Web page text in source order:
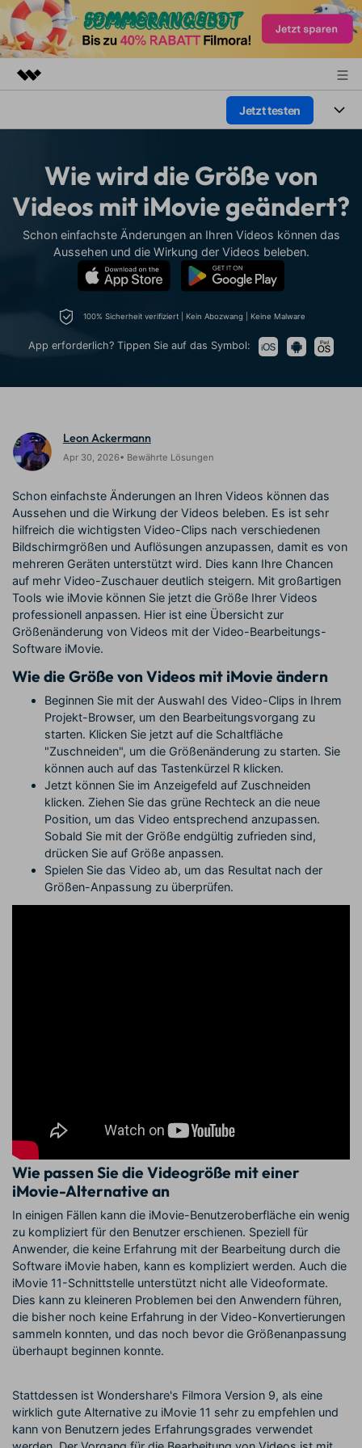
Dienstprogramme
Überblick
Lösungen
Presseraum
Jetzt testen
Plattformen
Funktionen
Video/Foto
Lösungen
Soziale Medien
Ressourcen
Video-Prompts
Videos erstellen
Meisterkurs
Beherrschen Sie
Videobearbeitungsfähigkeiten
Kickstart Bootcamp
Lernen, ausdrücken und
Videobearbeitungs-
Fähigkeiten mit Filmora
DIY-Spezialeffekte
können
Creator
Monetarisierungs-
Programm
Monetarisieren Sie
Ihren Einfluss mit Filmora
Freunde-werben-
Programm
An Freunde empfehlen,
Belohnungen erhalten
Blog
Hilfe-Center
Erste Schritte
Kunden-Support
Über
Unsere Mission, Geschichte
und Kunden
Nachrichten und
Kunden-Geschichten
Erfahren Sie, wie unsere
Kunden Erfolg haben
Affiliate-Programm
Schalten Sie Partnerschaften
auf Unternehmensebene frei
Wie wird die Größe von
Videos mit iMovie geändert?
Schon einfachste Änderungen an Ihren Videos können das
Aussehen und die Wirkung der Videos beleben.
100% Sicherheit verifiziert | Kein Abozwang | Keine Malware
App erforderlich? Tippen Sie auf das Symbol:
Leon Ackermann
Apr 30, 2026• Bewährte Lösungen
Schon einfachste Änderungen an Ihren Videos können das
Aussehen und die Wirkung der Videos beleben. Es ist sehr
hilfreich die wichtigsten Video-Clips nach verschiedenen
Bildschirmgrößen und Auflösungen anzupassen, damit es von
mehreren Geräten unterstützt wird. Dies kann Ihre Chancen
auf mehr Video-Zuschauer deutlich steigern. Mit großartigen
Tools wie iMovie können Sie jetzt die Größe Ihrer Videos
professionell anpassen. Hier ist eine Übersicht zur
Größenänderung von Videos mit der Video-Bearbeitungs-
Software iMovie.
Wie die Größe von Videos mit iMovie ändern
Beginnen Sie mit der Auswahl des Video-Clips in Ihrem
Projekt-Browser, um den Bearbeitungsvorgang zu
starten. Klicken Sie jetzt auf die Schaltfläche
"Zuschneiden", um die Größenänderung zu starten. Sie
können auch auf das Tastenkürzel R klicken.
Jetzt können Sie im Anzeigefeld auf Zuschneiden
klicken. Ziehen Sie das grüne Rechteck an die neue
Position, um das Video entsprechend anzupassen.
Sobald Sie mit der Größe endgültig zufrieden sind,
drücken Sie auf Größe anpassen.
Spielen Sie das Video ab, um das Resultat nach der
Größen-Anpassung zu überprüfen.
Wie passen Sie die Videogröße mit einer
iMovie-Alternative an
In einigen Fällen kann die iMovie-Benutzeroberfläche ein wenig
zu kompliziert für den Benutzer erschienen. Speziell für
Anwender, die keine Erfahrung mit der Bearbeitung durch die
Software iMovie haben, kann es kompliziert werden. Auch die
iMovie 11-Schnittstelle unterstützt nicht alle Videoformate.
Dies kann zu kleineren Problemen bei den Anwendern führen,
die bisher noch keine Erfahrung in der Video-Konvertierungen
sammeln konnten, und das noch bevor die Größenanpassung
überhaupt beginnen konnte.
Stattdessen ist Wondershare's Filmora Version 9, als eine
wirklich gute Alternative zu iMovie 11 sehr zu empfehlen und
kann von Benutzern jedes Erfahrungsgrades verwendet